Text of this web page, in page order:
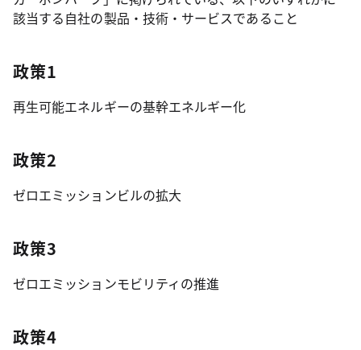
該当する自社の製品・技術・サービスであること
政策1
再生可能エネルギーの基幹エネルギー化
政策2
ゼロエミッションビルの拡大
政策3
ゼロエミッションモビリティの推進
政策4